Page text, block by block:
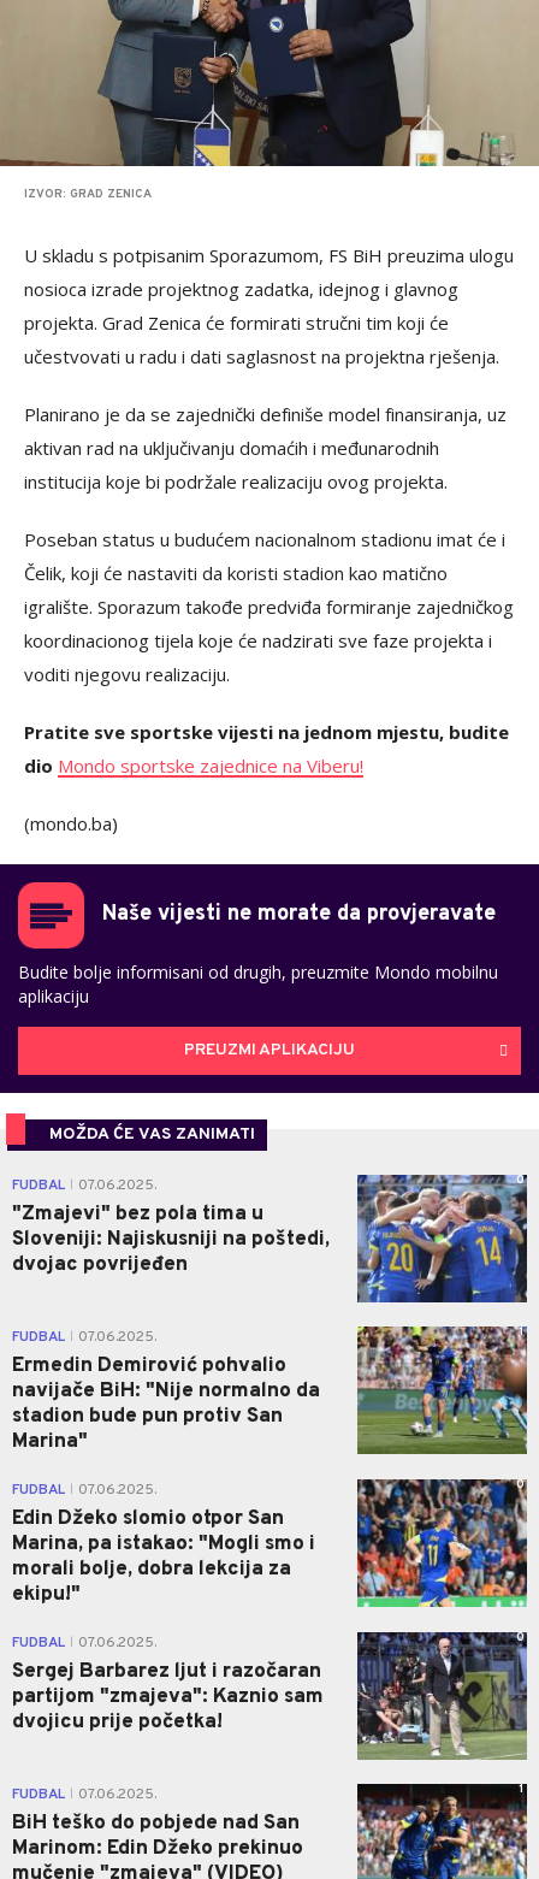
IZVOR: GRAD ZENICA
U skladu s potpisanim Sporazumom, FS BiH preuzima ulogu
nosioca izrade projektnog zadatka, idejnog i glavnog
projekta. Grad Zenica će formirati stručni tim koji će
učestvovati u radu i dati saglasnost na projektna rješenja.
Planirano je da se zajednički definiše model finansiranja, uz
aktivan rad na uključivanju domaćih i međunarodnih
institucija koje bi podržale realizaciju ovog projekta.
Poseban status u budućem nacionalnom stadionu imat će i
Čelik, koji će nastaviti da koristi stadion kao matično
igralište. Sporazum takođe predviđa formiranje zajedničkog
koordinacionog tijela koje će nadzirati sve faze projekta i
voditi njegovu realizaciju.
Pratite sve sportske vijesti na jednom mjestu, budite
dio Mondo sportske zajednice na Viberu!
(mondo.ba)
Naše vijesti ne morate da provjeravate
Budite bolje informisani od drugih, preuzmite Mondo mobilnu
aplikaciju
PREUZMI APLIKACIJU
MOŽDA ĆE VAS ZANIMATI
FUDBAL 07.06.2025.
"Zmajevi" bez pola tima u
Sloveniji: Najiskusniji na poštedi,
dvojac povrijeđen
0
FUDBAL 07.06.2025.
Ermedin Demirović pohvalio
navijače BiH: "Nije normalno da
stadion bude pun protiv San
Marina"
1
FUDBAL 07.06.2025.
Edin Džeko slomio otpor San
Marina, pa istakao: "Mogli smo i
morali bolje, dobra lekcija za
ekipu!"
0
FUDBAL 07.06.2025.
Sergej Barbarez ljut i razočaran
partijom "zmajeva": Kaznio sam
dvojicu prije početka!
0
FUDBAL 07.06.2025.
BiH teško do pobjede nad San
Marinom: Edin Džeko prekinuo
1